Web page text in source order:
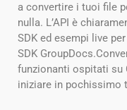
a convertire i tuoi file
nulla. L’API è
SDK ed esempi live
SDK
funzionanti ospitati su
iniziare in pochissimo